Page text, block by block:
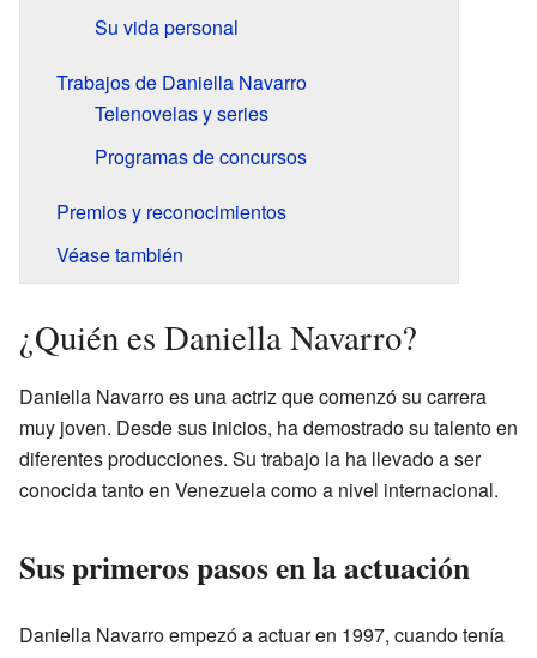
Su vida personal
Trabajos de Daniella Navarro
Telenovelas y series
Programas de concursos
Premios y reconocimientos
Véase también
¿Quién es Daniella Navarro?
Daniella Navarro es una actriz que comenzó su carrera
muy joven. Desde sus inicios, ha demostrado su talento en
diferentes producciones. Su trabajo la ha llevado a ser
conocida tanto en Venezuela como a nivel internacional.
Sus primeros pasos en la actuación
Daniella Navarro empezó a actuar en 1997, cuando tenía